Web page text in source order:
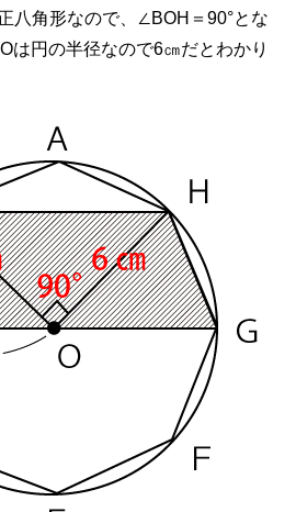
八角形なので、∠BOH＝90°とな
は円の半径なので6㎝だとわかり